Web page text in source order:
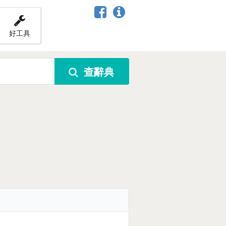
好工具
查辭典